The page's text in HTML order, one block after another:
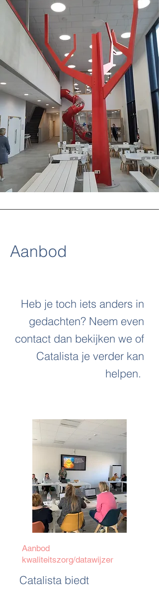
Aanbod
Heb je toch iets anders in
gedachten? Neem even
contact dan bekijken we of
Catalista je verder kan
helpen.
Aanbod
kwaliteitszorg/datawijzer
Catalista biedt